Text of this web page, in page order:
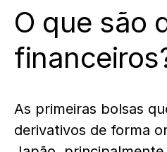
O que são
As primeiras bolsas
derivativos de forma